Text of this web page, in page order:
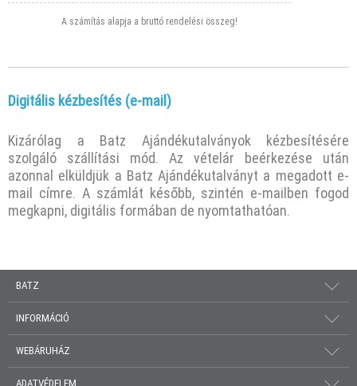
A számítás alapja a bruttó rendelési összeg!
Digitális kézbesítés (e-mail)
Kizárólag a Batz Ajándékutalványok kézbesítésére
szolgáló szállítási mód. Az vételár beérkezése után
azonnal elküldjük a Batz Ajándékutalványt a megadott e-
mail címre. A számlát később, szintén e-mailben fogod
megkapni, digitális formában de nyomtathatóan.
BATZ
INFORMÁCIÓ
WEBÁRUHÁZ